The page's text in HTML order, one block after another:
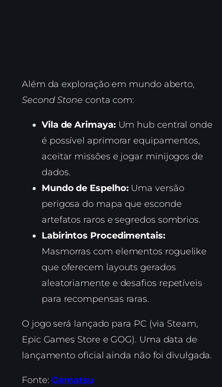
Além da exploração em mundo aberto,
Second Stone conta com:
Vila de Arimaya: Um hub central onde
é possível aprimorar equipamentos,
aceitar missões e jogar minijogos de
dados.
Mundo de Espelho: Uma versão
perigosa do mapa que esconde
artefatos raros e segredos sombrios.
Labirintos Procedimentais:
Masmorras com elementos roguelike
que oferecem layouts gerados
aleatoriamente e desafios repetíveis
para recompensas raras.
O jogo será lançado para PC (via Steam,
Epic Games Store e GOG). Uma data de
lançamento oficial ainda não foi divulgada.
Fonte:Gematsu